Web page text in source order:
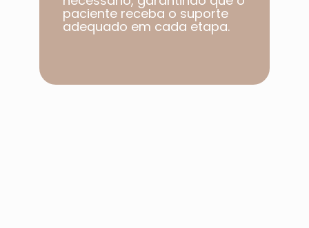
paciente receba o suporte
adequado em cada etapa.​